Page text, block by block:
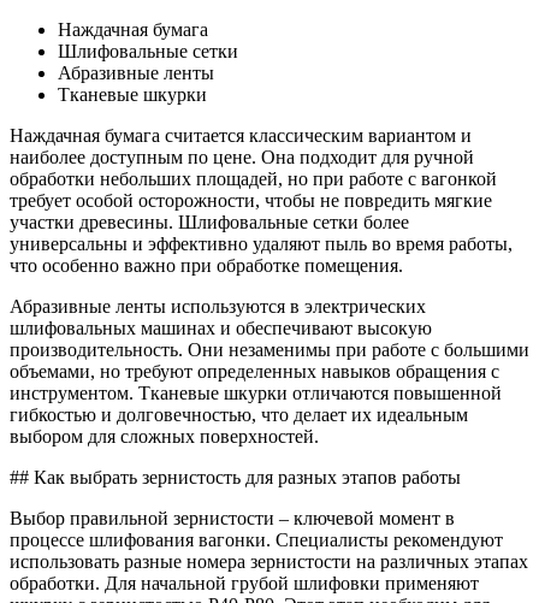
Наждачная бумага
Шлифовальные сетки
Абразивные ленты
Тканевые шкурки
Наждачная бумага считается классическим вариантом и
наиболее доступным по цене. Она подходит для ручной
обработки небольших площадей, но при работе с вагонкой
требует особой осторожности, чтобы не повредить мягкие
участки древесины. Шлифовальные сетки более
универсальны и эффективно удаляют пыль во время работы,
что особенно важно при обработке помещения.
Абразивные ленты используются в электрических
шлифовальных машинах и обеспечивают высокую
производительность. Они незаменимы при работе с большими
объемами, но требуют определенных навыков обращения с
инструментом. Тканевые шкурки отличаются повышенной
гибкостью и долговечностью, что делает их идеальным
выбором для сложных поверхностей.
## Как выбрать зернистость для разных этапов работы
Выбор правильной зернистости – ключевой момент в
процессе шлифования вагонки. Специалисты рекомендуют
использовать разные номера зернистости на различных этапах
обработки. Для начальной грубой шлифовки применяют